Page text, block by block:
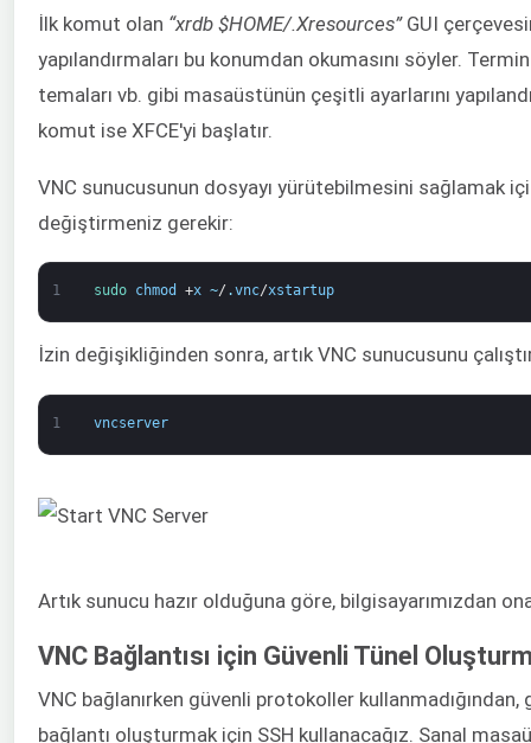
İlk komut olan “xrdb $HOME/.Xresources”GUI
yapılandırmaları bu konumdan okumasını söyler.
temaları vb. gibi masaüstünün çeşitli ayarlarını
komut ise XFCE'yi başlatır.
VNC sunucusunun dosyayı yürütebilmesini sağlamak
değiştirmeniz gerekir:
1 sudo chmod +x ~/ .vnc/xstartup
İzin değişikliğinden sonra, artık VNC sunucusunu
1 vncserver
Artık sunucu hazır olduğuna göre, bilgisayarımızdan
VNC Bağlantısı için Güvenli Tünel
VNC bağlanırken güvenli protokoller kullanmadığından,
bağlantı oluşturmak için SSH kullanacağız. Sanal